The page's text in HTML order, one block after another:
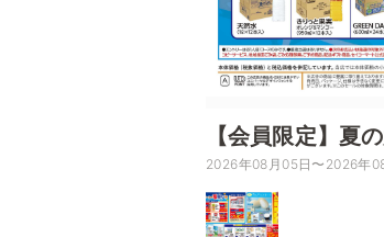
【会員限定】夏
2026年08月05日〜2026年